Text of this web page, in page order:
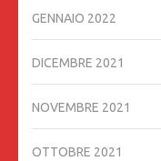
GENNAIO 2022
DICEMBRE 2021
NOVEMBRE 2021
OTTOBRE 2021